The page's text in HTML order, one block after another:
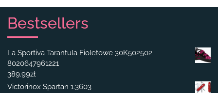
Bestsellers
La Sportiva Tarantula Fioletowe 30K502502
8020647961221
389.99zł
Victorinox Spartan 1.3603